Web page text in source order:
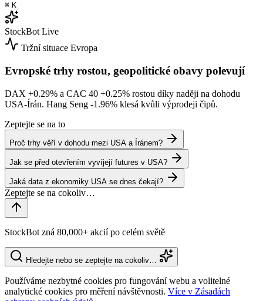
⌘ K
StockBot Live
Tržní situace Evropa
Evropské trhy rostou, geopolitické obavy polevují
DAX +0.29% a CAC 40 +0.25% rostou díky naději na dohodu
USA-Írán. Hang Seng -1.96% klesá kvůli výprodeji čipů.
Zeptejte se na to
Proč trhy věří v dohodu mezi USA a Íránem?
Jak se před otevřením vyvíjejí futures v USA?
Jaká data z ekonomiky USA se dnes čekají?
StockBot zná 80,000+ akcií po celém světě
Hledejte nebo se zeptejte na cokoliv…
Používáme nezbytné cookies pro fungování webu a volitelné
analytické cookies pro měření návštěvnosti. Více v Zásadách